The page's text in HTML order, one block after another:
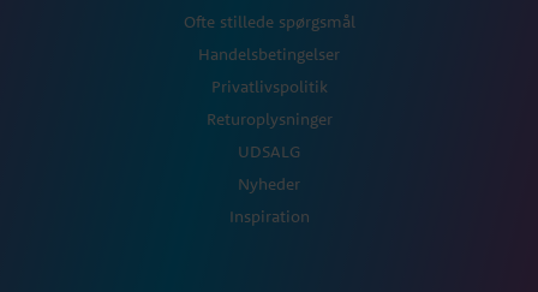
Ofte stillede spørgsmål
Handelsbetingelser
Privatlivspolitik
Returoplysninger
UDSALG
Nyheder
Inspiration